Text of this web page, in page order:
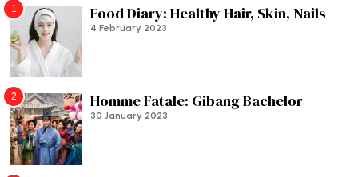
1 Food Diary: Healthy Hair, Skin, Nails
4 February 2023
2 Homme Fatale: Gibang Bachelor
30 January 2023